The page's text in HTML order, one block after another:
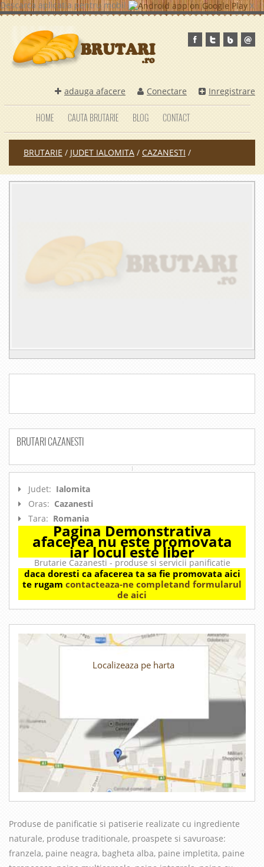
Descarca aplicatia pentru mobil x
adauga afacere Conectare Inregistrare
HOME CAUTA BRUTARIE BLOG CONTACT
BRUTARIE / JUDET IALOMITA / CAZANESTI /
BRUTARI CAZANESTI
Judet: Ialomita
Oras: Cazanesti
Tara: Romania
Pagina Demonstrativa
afacerea nu este promovata
iar locul este liber
Brutarie Cazanesti - produse si servicii panificatie
daca doresti ca afacerea ta sa fie promovata aici
te rugam contacteaza-ne completand formularul
de aici
Localizeaza pe harta
Produse de panificatie si patiserie realizate cu ingrediente
naturale, produse traditionale, proaspete si savuroase:
franzela, paine neagra, bagheta alba, paine impletita, paine